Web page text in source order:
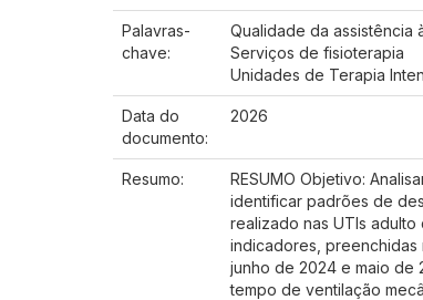
Palavras-
chave:
Qualidade da assistência
Serviços de fisioterapia
Unidades de Terapia
Data do
documento:
2026
Resumo:
RESUMO Objetivo:
identificar padrões de
realizado nas UTIs adulto
indicadores,
junho de 2024 e maio de
tempo de ventilação